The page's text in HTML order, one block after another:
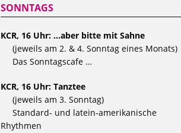
SONNTAGS
KCR, 16 Uhr: …aber bitte mit Sahne
(jeweils am 2. & 4. Sonntag eines Monats)
Das Sonntagscafe …
KCR, 16 Uhr: Tanztee
(jeweils am 3. Sonntag)
Standard- und latein-amerikanische
Rhythmen